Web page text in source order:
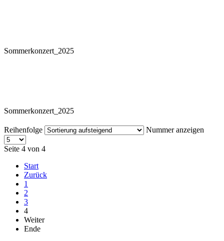
Sommerkonzert_2025
Sommerkonzert_2025
Reihenfolge Nummer anzeigen
Seite 4 von 4
Start
Zurück
1
2
3
4
Weiter
Ende